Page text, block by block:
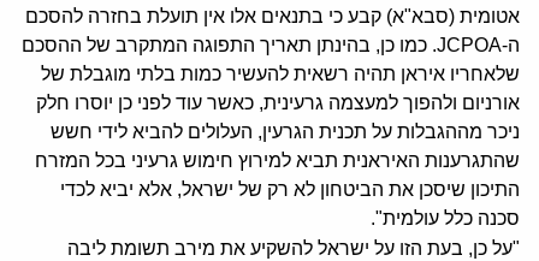
אטומית (סבא"א) קבע כי בתנאים אלו אין תועלת בחזרה להסכם
ה-JCPOA. כמו כן, בהינתן תאריך התפוגה המתקרב של ההסכם
שלאחריו איראן תהיה רשאית להעשיר כמות בלתי מוגבלת של
אורניום ולהפוך למעצמה גרעינית, כאשר עוד לפני כן יוסרו חלק
ניכר מההגבלות על תכנית הגרעין, העלולים להביא לידי חשש
שהתגרענות האיראנית תביא למירוץ חימוש גרעיני בכל המזרח
התיכון שיסכן את הביטחון לא רק של ישראל, אלא יביא לכדי
סכנה כלל עולמית".
"על כן, בעת הזו על ישראל להשקיע את מירב תשומת ליבה